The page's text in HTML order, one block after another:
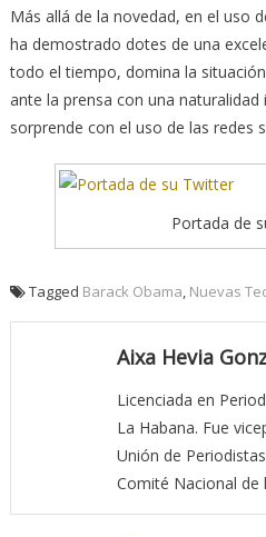
Más allá de la novedad, en el uso
ha demostrado dotes de una
todo el tiempo, domina la
ante la prensa con una
sorprende con el uso de las redes
Portada de
Tagged Barack Obama, Nuevas
Aixa Hevia
Licenciada en
La Habana. Fue
Unión de
Comité Nacional de